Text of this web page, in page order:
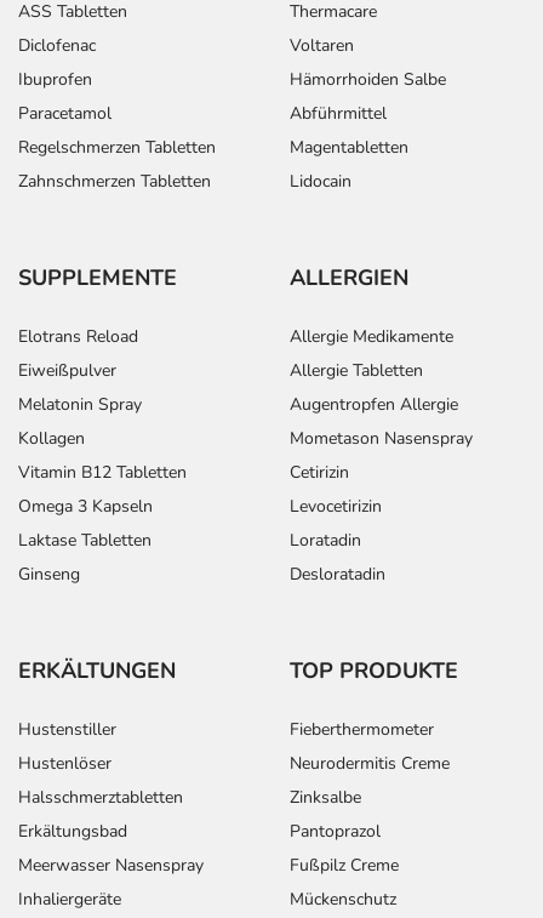
ASS Tabletten
Diclofenac
Ibuprofen
Paracetamol
Regelschmerzen Tabletten
Zahnschmerzen Tabletten
Thermacare
Voltaren
Hämorrhoiden Salbe
Abführmittel
Magentabletten
Lidocain
SUPPLEMENTE
Elotrans Reload
Eiweißpulver
Melatonin Spray
Kollagen
Vitamin B12 Tabletten
Omega 3 Kapseln
Laktase Tabletten
Ginseng
ALLERGIEN
Allergie Medikamente
Allergie Tabletten
Augentropfen Allergie
Mometason Nasenspray
Cetirizin
Levocetirizin
Loratadin
Desloratadin
ERKÄLTUNGEN
Hustenstiller
Hustenlöser
Halsschmerztabletten
Erkältungsbad
Meerwasser Nasenspray
Inhaliergeräte
TOP PRODUKTE
Fieberthermometer
Neurodermitis Creme
Zinksalbe
Pantoprazol
Fußpilz Creme
Mückenschutz